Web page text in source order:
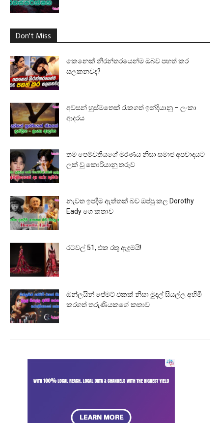
Don't Miss
කෙනෙක් නිරන්තරයෙන්ම ඔබව පහත් කර
සලකනවද?
අවසන් හුස්මතෙක් රැකගත් ඉන්දියානු – ලංකා
ආදරය
තම පෙම්වතියගේ මරණය නිසා සමාජ අපවාදයට
ලක් වූ කොරියානු තරුව
නැවත ඉපදීම ඇත්තක් බව ඔප්පු කල Dorothy
Eady ගෙ කතාව
රටවල් 51, එක රතු ඇඳුමයි!
ඔන්ලයින් පේමට් එකක් නිසා මුදල් සියල්ල අහිමි
කරගත් තරුණියකගේ කතාව